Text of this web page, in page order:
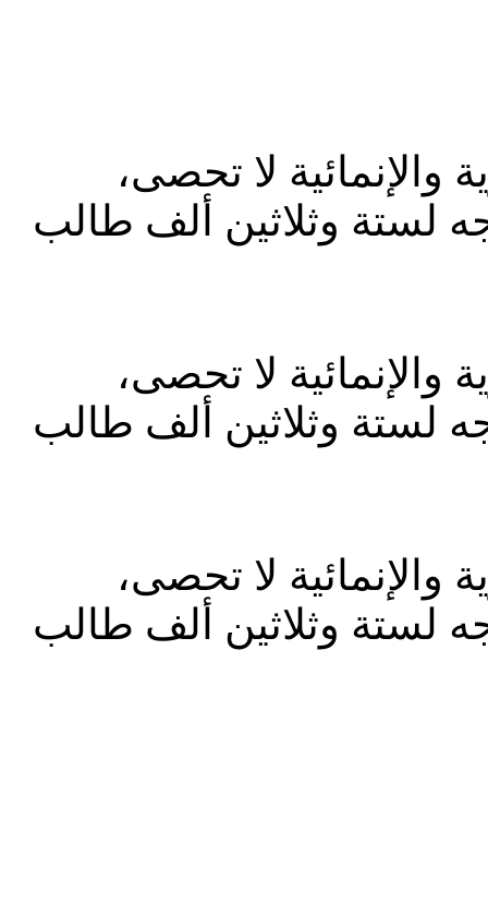
لا تحصى،
لستة وثلاثين ألف طالب
لا تحصى،
لستة وثلاثين ألف طالب
لا تحصى،
لستة وثلاثين ألف طالب